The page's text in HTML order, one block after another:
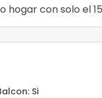
hogar con solo el
: Si